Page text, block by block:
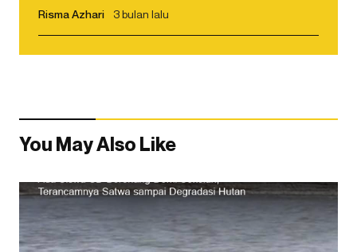
Risma Azhari 3 bulan lalu
You May Also Like